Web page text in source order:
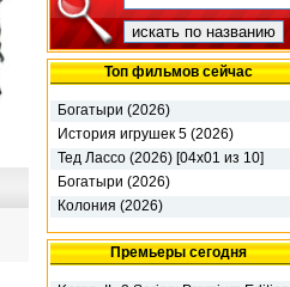
Топ фильмов сейчас
Богатыри (2026)
История игрушек 5 (2026)
Тед Лассо (2026) [04х01 из 10]
Богатыри (2026)
Колония (2026)
Премьеры сегодня